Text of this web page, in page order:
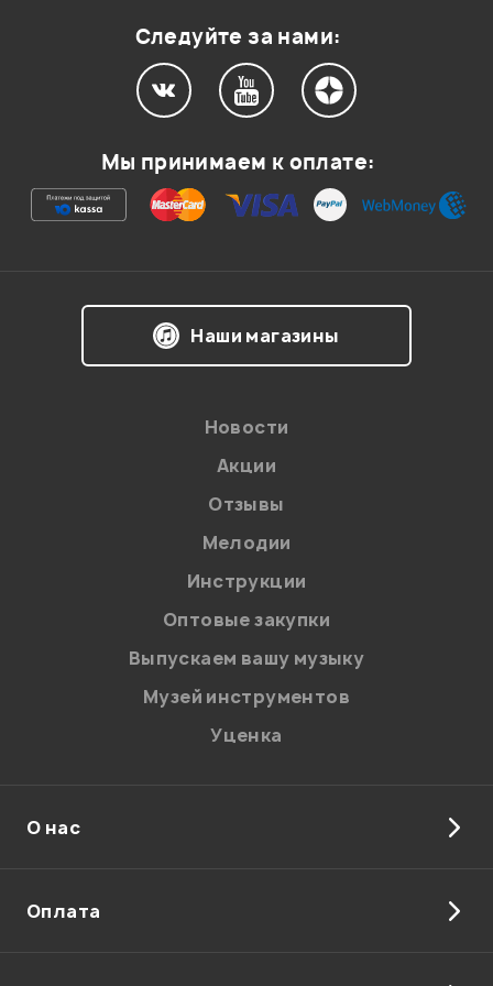
Ваша оценка:
на обработку персональных данных в
Политикой в отношении обработки
персональных данных.
Введите проверочное число:
Отправить
Следуйте за нами:
Мы принимаем к оплате:
Наши магазины
Новости
Акции
Отзывы
Мелодии
Инструкции
Оптовые закупки
Выпускаем вашу музыку
Музей инструментов
Уценка
О нас
Оплата